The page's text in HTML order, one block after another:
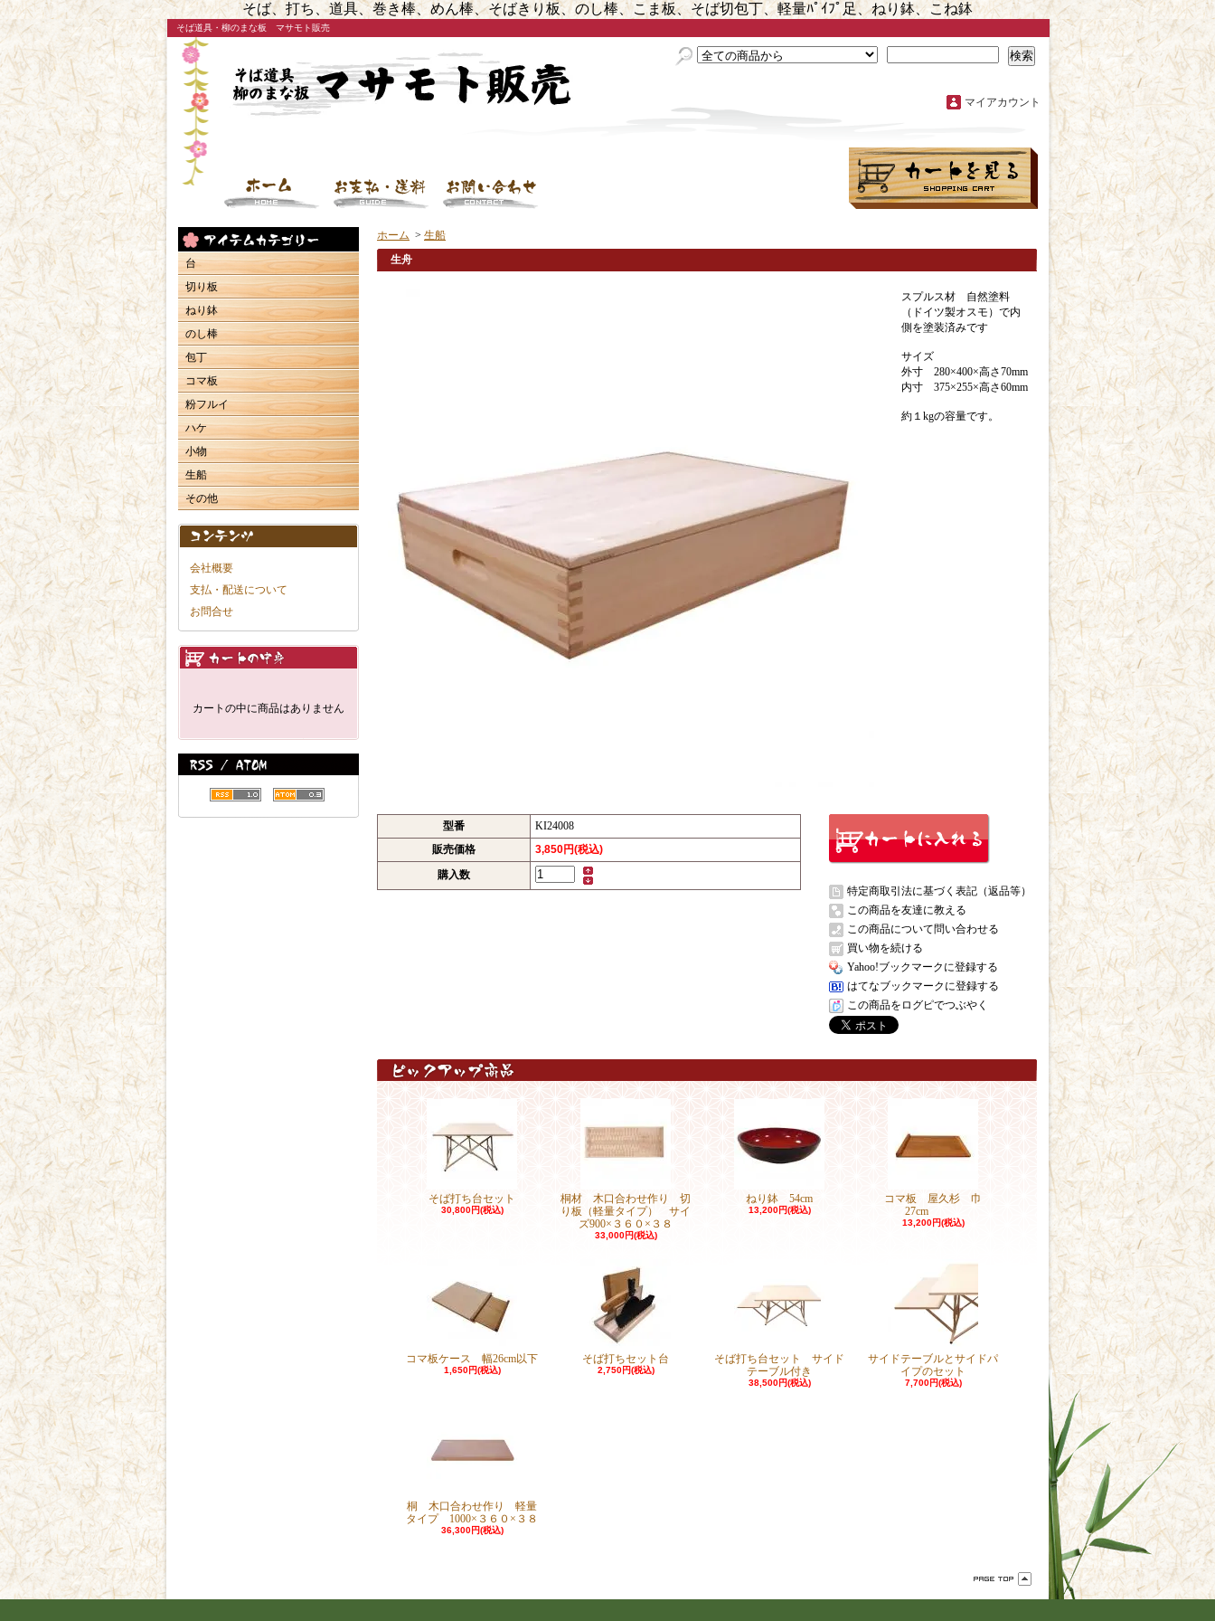
そば、打ち、道具、巻き棒、めん棒、そばきり板、のし棒、こま板、そば切包丁、軽量ﾊﾟｲﾌﾟ足、ねり鉢、こね鉢
そば道具・柳のまな板 マサモト販売
検索
マイアカウント
台
切り板
ねり鉢
のし棒
包丁
コマ板
粉フルイ
ハケ
小物
生船
その他
会社概要
支払・配送について
お問合せ
カートの中に商品はありません
ホーム > 生船
生舟
スプルス材 自然塗料
（ドイツ製オスモ）で内
側を塗装済みです
サイズ
外寸 280×400×高さ70mm
内寸 375×255×高さ60mm
約１kgの容量です。
型番
KI24008
販売価格
3,850円(税込)
購入数
特定商取引法に基づく表記（返品等）
この商品を友達に教える
この商品について問い合わせる
買い物を続ける
Yahoo!ブックマークに登録する
はてなブックマークに登録する
この商品をログピでつぶやく
そば打ち台セット
30,800円(税込)
桐材 木口合わせ作り 切
り板（軽量タイプ） サイ
ズ900×３６０×３８
33,000円(税込)
ねり鉢 54cm
13,200円(税込)
コマ板 屋久杉 巾
27cm
13,200円(税込)
コマ板ケース 幅26cm以下
1,650円(税込)
そば打ちセット台
2,750円(税込)
そば打ち台セット サイド
テーブル付き
38,500円(税込)
サイドテーブルとサイドパ
イプのセット
7,700円(税込)
桐 木口合わせ作り 軽量
タイプ 1000×３６０×３８
36,300円(税込)